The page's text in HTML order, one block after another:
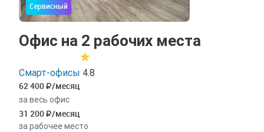
Сервисный
Офис на 2 рабочих места
Смарт-офисы 4.8
62 400 /месяц
за весь офис
31 200 /месяц
за рабочее место